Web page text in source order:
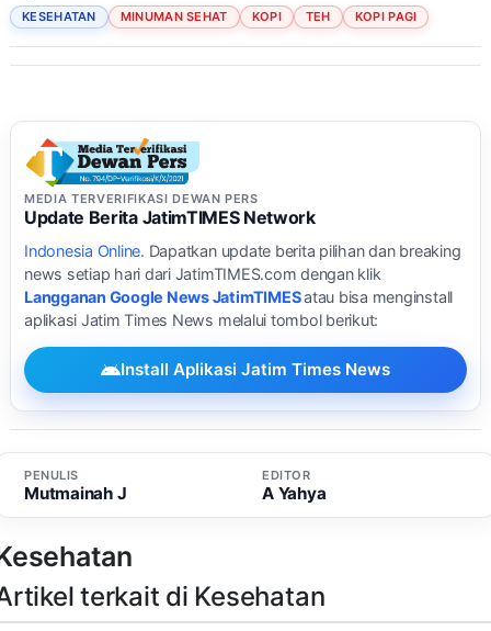
KESEHATAN MINUMAN SEHAT KOPI TEH KOPI PAGI
MEDIA TERVERIFIKASI DEWAN PERS
Update Berita JatimTIMES Network
Indonesia Online. Dapatkan update berita pilihan dan breaking
news setiap hari dari JatimTIMES.com dengan klik
Langganan Google News JatimTIMESatau bisa menginstall
aplikasi Jatim Times News melalui tombol berikut:
Install Aplikasi Jatim Times News
PENULIS
Mutmainah J
EDITOR
A Yahya
terkait di Kesehatan